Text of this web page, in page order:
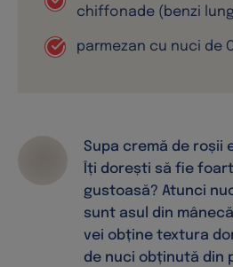
Supa cremă de roșii
Îți dorești să fie
gustoasă? Atunci
sunt asul din
vei obține textura
de nuci obținută din